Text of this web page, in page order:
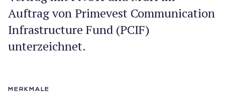
Auftrag von Primevest Communication
Infrastructure Fund (PCIF)
unterzeichnet.
MERKMALE